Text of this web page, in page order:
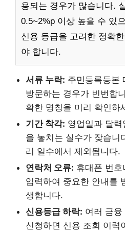
용되는 경우가 많습니다.
0.5~2%p 이상 높을 수 있
신용 등급을 고려한 정확
야 합니다.
서류 누락: 주민등록등본
방문하는 경우가 빈번합
확한 명칭을 미리 확인하
기간 착각: 영업일과 달
을 놓치는 실수가 잦습니
리 일수에서 제외됩니다.
연락처 오류: 휴대폰 번
입력하여 중요한 안내를
생합니다.
신용등급 하락: 여러 금
신청하면 신용 조회 이력